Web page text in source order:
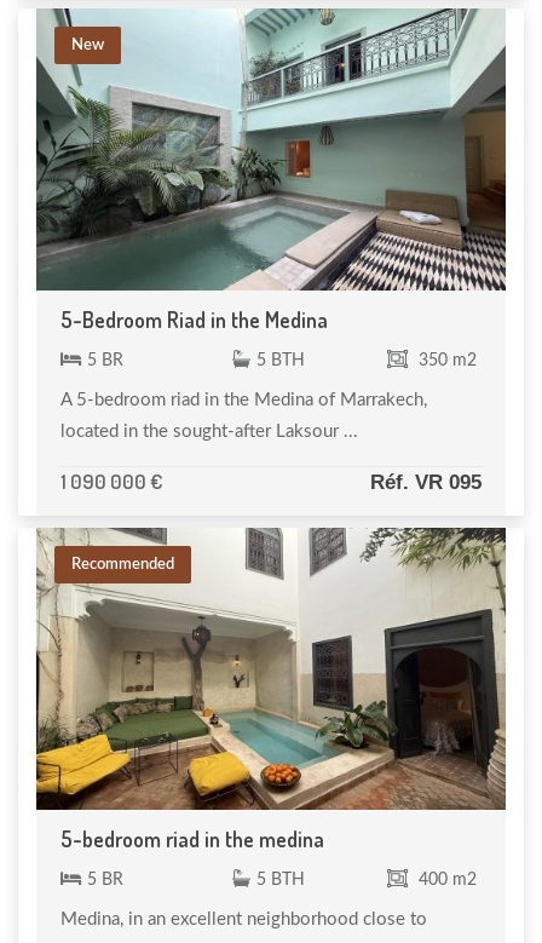
New
5-Bedroom Riad in the Medina
5 BR 5 BTH 350 m2
A 5-bedroom riad in the Medina of Marrakech,
located in the sought-after Laksour ...
1 090 000 € Réf. VR 095
Recommended
5-bedroom riad in the medina
5 BR 5 BTH 400 m2
Medina, in an excellent neighborhood close to